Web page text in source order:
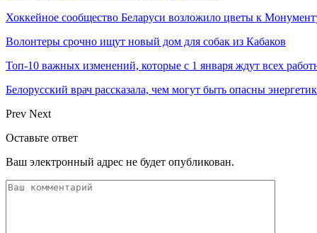
Хоккейное сообщество Беларуси возложило цветы к
Волонтеры срочно ищут новый дом для собак из Кабаков
Топ-10 важных изменений, которые с 1 января ждут всех
Белорусский врач рассказала, чем могут быть опасны
Prev Next
Оставьте ответ
Ваш электронный адрес не будет опубликован.